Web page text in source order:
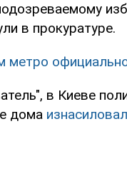
в прокуратуре.
метро
в Киеве
дома